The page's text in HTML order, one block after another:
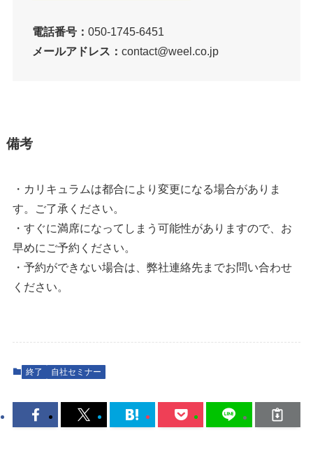
電話番号： 050-1745-6451
メールアドレス： contact@weel.co.jp
備考
・カリキュラムは都合により変更になる場合がありま
す。ご了承ください。
・すぐに満席になってしまう可能性がありますので、お
早めにご予約ください。
・予約ができない場合は、弊社連絡先までお問い合わせ
ください。
終了 自社セミナー